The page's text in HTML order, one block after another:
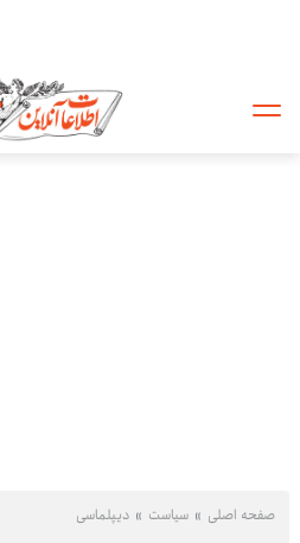
صفحه اصلی سیاست دیپلماسی